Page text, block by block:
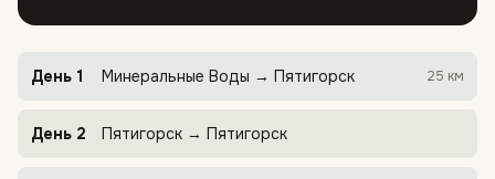
День 1 Минеральные Воды → Пятигорск 25 км
День 2 Пятигорск → Пятигорск